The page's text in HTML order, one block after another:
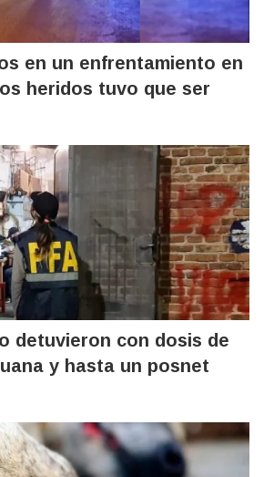
en un enfrentamiento en
heridos tuvo que ser
detuvieron con dosis de
y hasta un posnet